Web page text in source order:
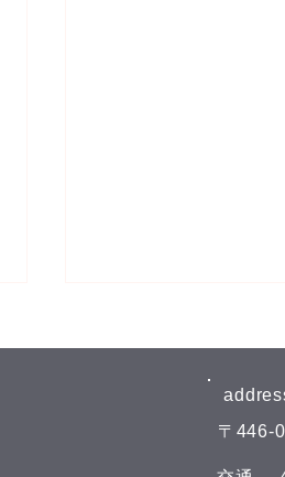
日曜日、11日(火)山の日
おります。 夏の疲れを
らしてくださいね♪(^^)
〒446-